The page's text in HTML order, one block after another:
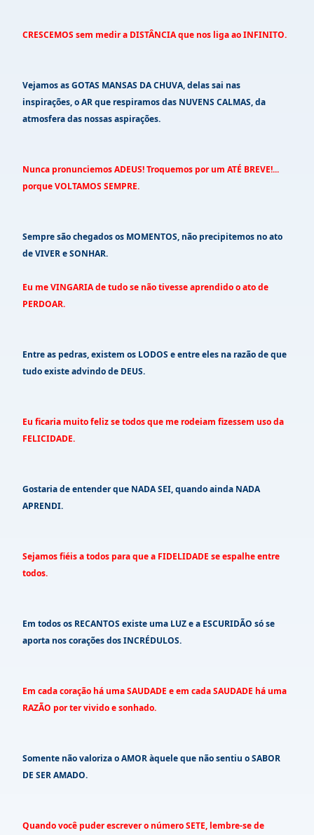
CRESCEMOS sem medir a DISTÂNCIA que nos liga ao INFINITO.
Vejamos as GOTAS MANSAS DA CHUVA, delas sai nas
inspirações, o AR que respiramos das NUVENS CALMAS, da
atmosfera das nossas aspirações.
Nunca pronunciemos ADEUS! Troquemos por um ATÉ BREVE!...
porque VOLTAMOS SEMPRE.
Sempre são chegados os MOMENTOS, não precipitemos no ato
de VIVER e SONHAR.
Eu me VINGARIA de tudo se não tivesse aprendido o ato de
PERDOAR.
Entre as pedras, existem os LODOS e entre eles na razão de que
tudo existe advindo de DEUS.
Eu ficaria muito feliz se todos que me rodeiam fizessem uso da
FELICIDADE.
Gostaria de entender que NADA SEI, quando ainda NADA
APRENDI.
Sejamos fiéis a todos para que a FIDELIDADE se espalhe entre
todos.
Em todos os RECANTOS existe uma LUZ e a ESCURIDÃO só se
aporta nos corações dos INCRÉDULOS.
Em cada coração há uma SAUDADE e em cada SAUDADE há uma
RAZÃO por ter vivido e sonhado.
Somente não valoriza o AMOR àquele que não sentiu o SABOR
DE SER AMADO.
Quando você puder escrever o número SETE, lembre-se de